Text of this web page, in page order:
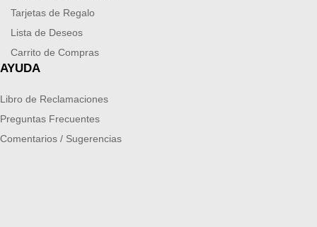
Tarjetas de Regalo
Lista de Deseos
Carrito de Compras
AYUDA
Libro de Reclamaciones
Preguntas Frecuentes
Comentarios / Sugerencias